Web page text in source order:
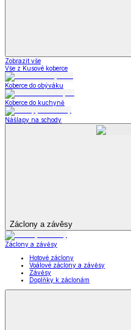
Zobrazit vše
Vše z Kusové koberce
Koberce do obýváku
Koberce do kuchyně
Nášlapy na schody
Záclony a závěsy
Záclony a závěsy
Hotové záclony
Voálové záclony a závěsy
Závěsy
Doplňky k záclonám